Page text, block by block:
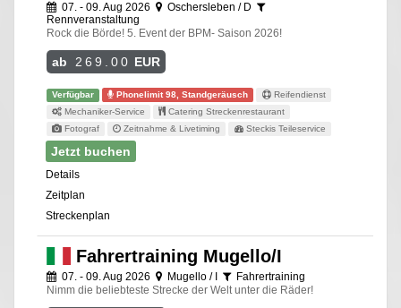
07. - 09. Aug 2026
Oschersleben / D
Rennveranstaltung
Rock die Börde! 5. Event der BPM- Saison 2026!
ab 269.00 EUR
Verfügbar Phonelimit 98, Standgeräusch
Reifendienst
Mechaniker-Service
Catering Streckenrestaurant
Fotograf
Zeitnahme & Livetiming Steckis Teileservice
Jetzt buchen
Details
Zeitplan
Streckenplan
Fahrertraining Mugello/I
07. - 09. Aug 2026 Mugello / I
Fahrertraining
Nimm die beliebteste Strecke der Welt unter die Räder!